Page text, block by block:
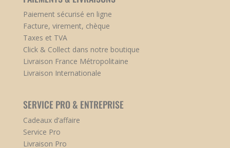
Paiement sécurisé en ligne
Facture, virement, chèque
Taxes et TVA
Click & Collect dans notre boutique
Livraison France Métropolitaine
Livraison Internationale
SERVICE PRO & ENTREPRISE
Cadeaux d’affaire
Service Pro
Livraison Pro